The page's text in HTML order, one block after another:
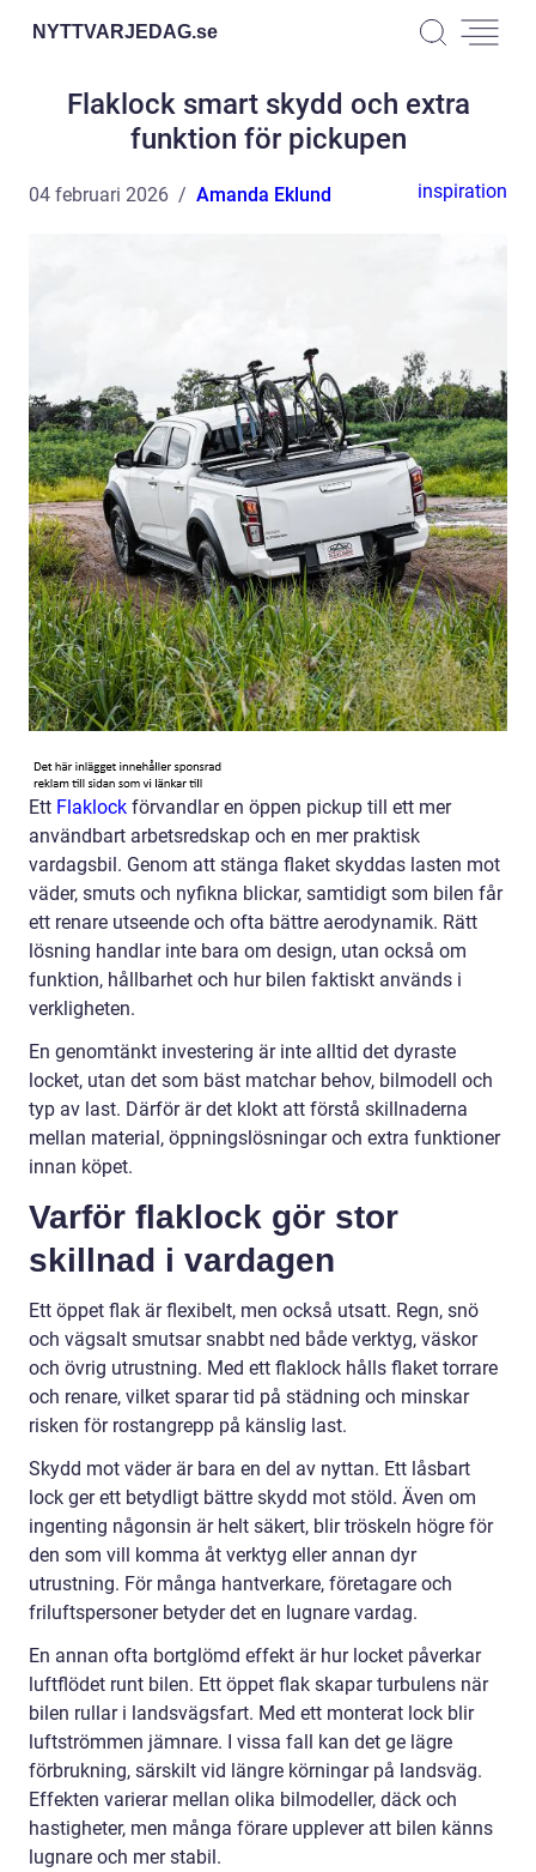
NYTTVARJEDAG.se
Flaklock smart skydd och extra
funktion för pickupen
04 februari 2026 Amanda Eklund inspiration
Ett Flaklock förvandlar en öppen pickup till ett mer
användbart arbetsredskap och en mer praktisk
vardagsbil. Genom att stänga flaket skyddas lasten mot
väder, smuts och nyfikna blickar, samtidigt som bilen får
ett renare utseende och ofta bättre aerodynamik. Rätt
lösning handlar inte bara om design, utan också om
funktion, hållbarhet och hur bilen faktiskt används i
verkligheten.
En genomtänkt investering är inte alltid det dyraste
locket, utan det som bäst matchar behov, bilmodell och
typ av last. Därför är det klokt att förstå skillnaderna
mellan material, öppningslösningar och extra funktioner
innan köpet.
Varför flaklock gör stor
skillnad i vardagen
Ett öppet flak är flexibelt, men också utsatt. Regn, snö
och vägsalt smutsar snabbt ned både verktyg, väskor
och övrig utrustning. Med ett flaklock hålls flaket torrare
och renare, vilket sparar tid på städning och minskar
risken för rostangrepp på känslig last.
Skydd mot väder är bara en del av nyttan. Ett låsbart
lock ger ett betydligt bättre skydd mot stöld. Även om
ingenting någonsin är helt säkert, blir tröskeln högre för
den som vill komma åt verktyg eller annan dyr
utrustning. För många hantverkare, företagare och
friluftspersoner betyder det en lugnare vardag.
En annan ofta bortglömd effekt är hur locket påverkar
luftflödet runt bilen. Ett öppet flak skapar turbulens när
bilen rullar i landsvägsfart. Med ett monterat lock blir
luftströmmen jämnare. I vissa fall kan det ge lägre
förbrukning, särskilt vid längre körningar på landsväg.
Effekten varierar mellan olika bilmodeller, däck och
hastigheter, men många förare upplever att bilen känns
lugnare och mer stabil.